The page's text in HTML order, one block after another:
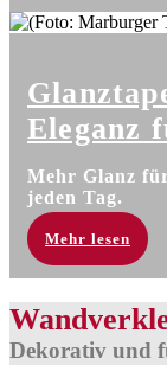
Eleganz
Mehr Glanz
jeden Tag.
Mehr lesen
Dekorativ und